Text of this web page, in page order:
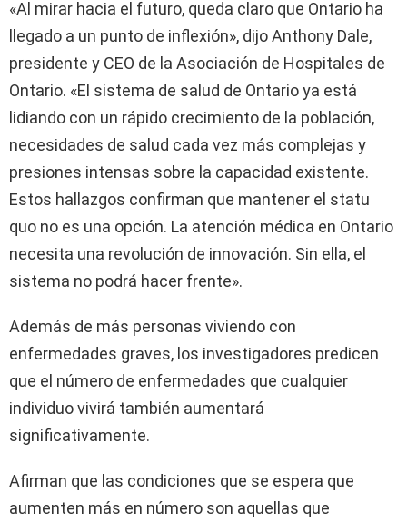
«Al mirar hacia el futuro, queda claro que Ontario ha
llegado a un punto de inflexión», dijo Anthony Dale,
presidente y CEO de la Asociación de Hospitales de
Ontario. «El sistema de salud de Ontario ya está
lidiando con un rápido crecimiento de la población,
necesidades de salud cada vez más complejas y
presiones intensas sobre la capacidad existente.
Estos hallazgos confirman que mantener el statu
quo no es una opción. La atención médica en Ontario
necesita una revolución de innovación. Sin ella, el
sistema no podrá hacer frente».
Además de más personas viviendo con
enfermedades graves, los investigadores predicen
que el número de enfermedades que cualquier
individuo vivirá también aumentará
significativamente.
Afirman que las condiciones que se espera que
aumenten más en número son aquellas que